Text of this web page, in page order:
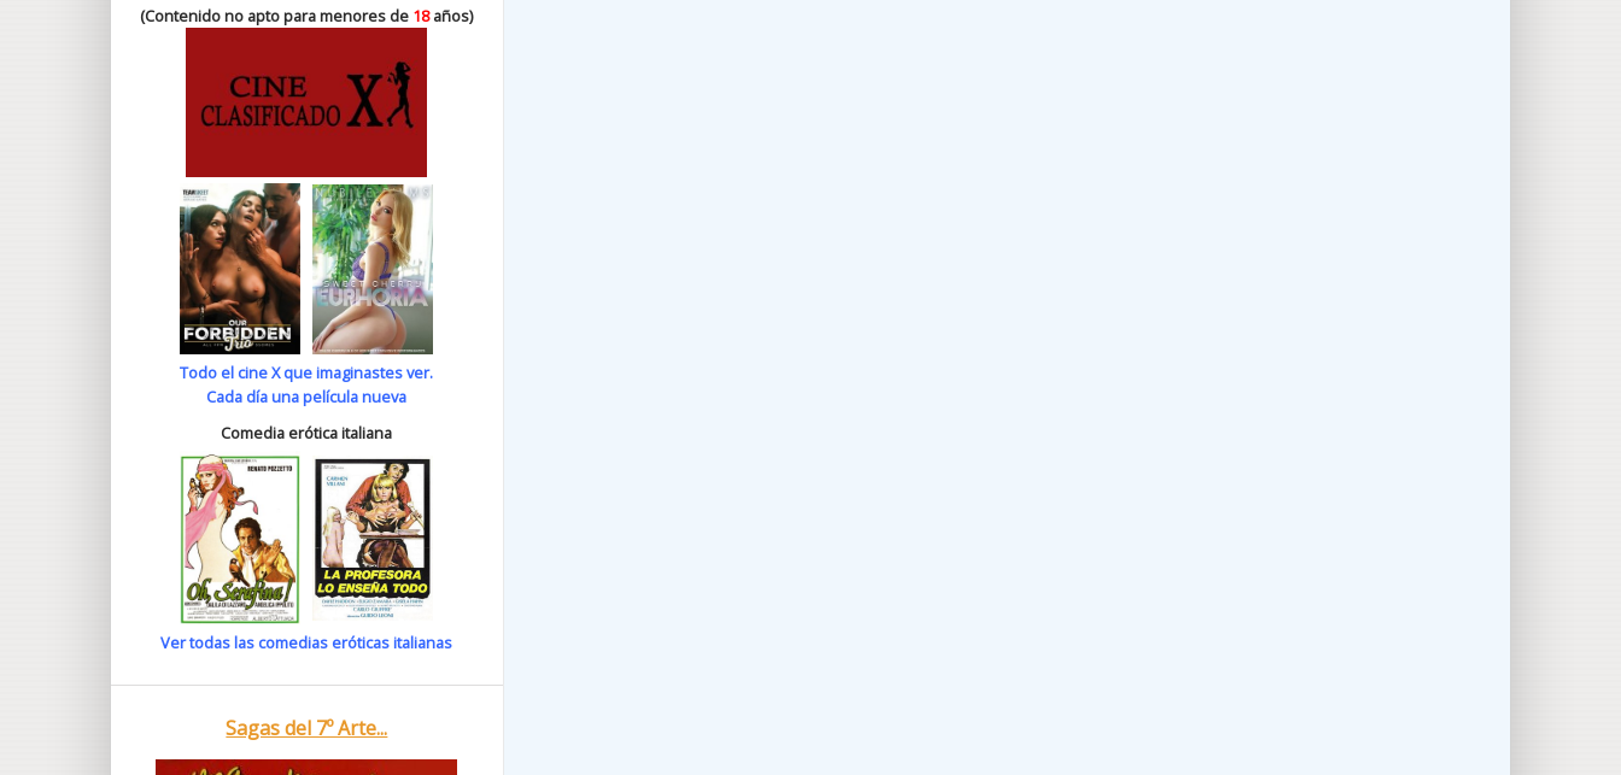
(Contenido no apto para menores de 18años)
Todo el cine X que imaginastes ver.
Cada día una película nueva
Comedia erótica italiana
Ver todas las comedias eróticas italianas
Sagas del 7º Arte...